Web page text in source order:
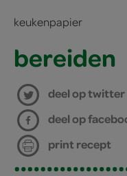
keukenpapier
bereiden
deel op twitter
deel op
print recept